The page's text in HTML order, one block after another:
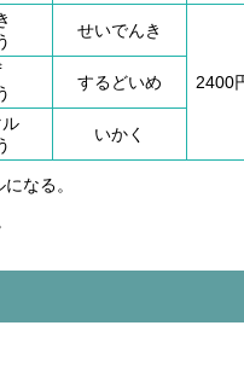
せいでんき
2400
するどいめ
ル
いかく
なる。